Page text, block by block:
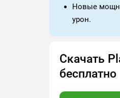
Новые
урон.
Скачать
бесплатно